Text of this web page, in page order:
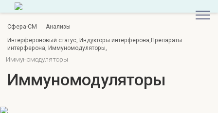
Сфера-СМ
Анализы
Интерфероновый статус, Индукторы интерферона,Препараты
интерферона, Иммуномодуляторы,
Иммуномодуляторы
Иммуномодуляторы